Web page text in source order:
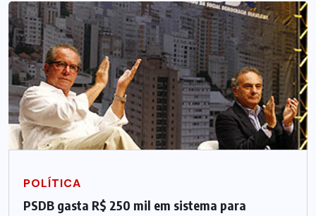
POLÍTICA
PSDB gasta R$ 250 mil em sistema para